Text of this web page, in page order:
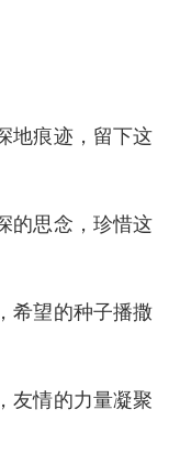
地痕迹，留下这
的思念，珍惜这
希望的种子播撒
友情的力量凝聚